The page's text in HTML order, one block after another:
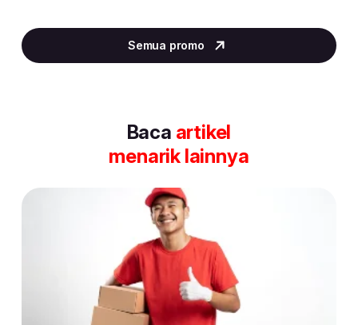
2
of
Semua promo
Baca artikel
menarik lainnya